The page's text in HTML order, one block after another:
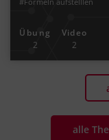
Übung
2
Video
2
alle